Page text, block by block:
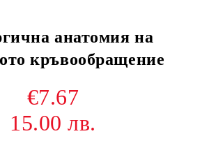
анатомия на
кръвообращение
€7.67
15.00 лв.